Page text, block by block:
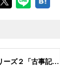
シリーズ２「古事記と日本文化」